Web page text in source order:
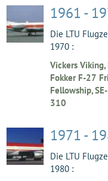
1961 -
Die LTU
1970 :
Vickers
Fokker F-27
Fellowship,
310
1971 -
Die LTU
1980 :